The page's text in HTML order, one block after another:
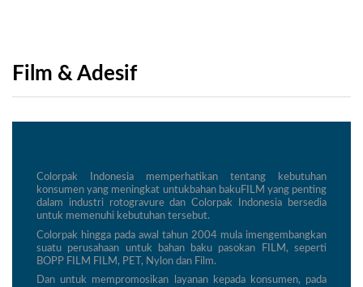
Film & Adesif
Colorpak Indonesia memperhatikan tentang kebutuhan
konsumen yang meningkat untukbahan bakuFILM yang penting
dalam industri rotogravure dan Colorpak Indonesia bersedia
untuk memenuhi kebutuhan tersebut.
Colorpak hingga pada awal tahun 2004 mula imengembangkan
suatu perusahaan untuk bahan baku pasokan FILM, seperti
BOPP FILM FILM, PET, Nylon dan Film.
Dan untuk mempromosikan layanan kepada konsumen, pada